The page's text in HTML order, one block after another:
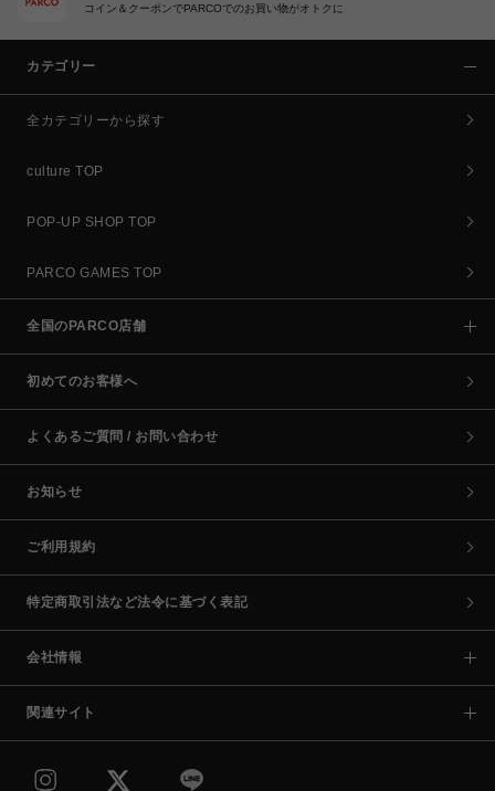
コイン＆クーポンでPARCOでのお買い物がオトクに
カテゴリー
全カテゴリーから探す
culture TOP
POP-UP SHOP TOP
PARCO GAMES TOP
全国のPARCO店舗
初めてのお客様へ
よくあるご質問 / お問い合わせ
お知らせ
ご利用規約
特定商取引法など法令に基づく表記
会社情報
関連サイト